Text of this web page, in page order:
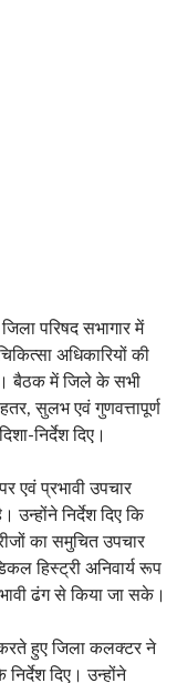
परिषद सभागार में
अधिकारियों की
बैठक में जिले के सभी
सुलभ एवं गुणवत्तापूर्ण
निर्देश दिए।
एवं प्रभावी उपचार
उन्होंने निर्देश दिए कि
का समुचित उपचार
हिस्ट्री अनिवार्य रूप
ढंग से किया जा सके।
करते हुए जिला कलक्टर ने
दिए। उन्होंने